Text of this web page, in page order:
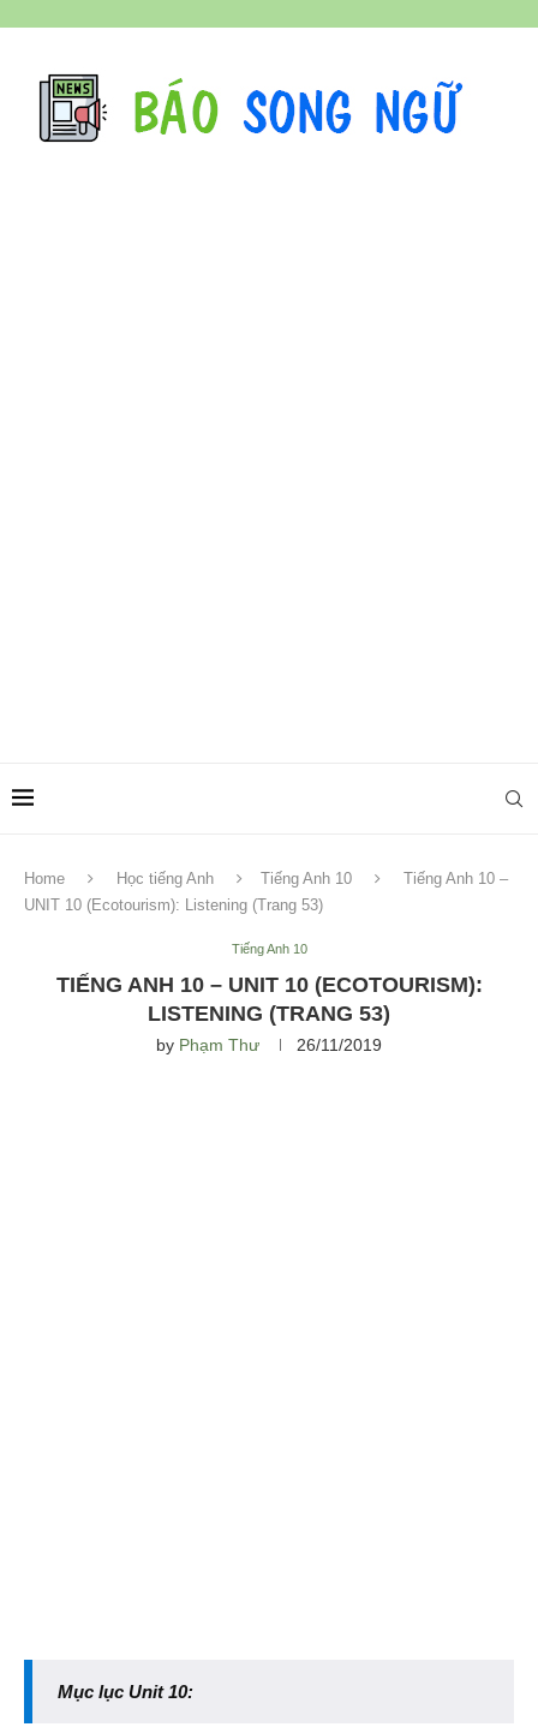
Home Học tiếng Anh Tiếng Anh 10
Tiếng Anh 10 –
UNIT 10 (Ecotourism): Listening (Trang 53)
Tiếng Anh 10
TIẾNG ANH 10 – UNIT 10 (ECOTOURISM):
LISTENING (TRANG 53)
by Phạm Thư 26/11/2019
Mục lục Unit 10: